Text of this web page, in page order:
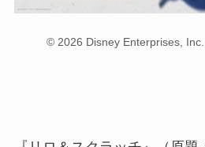
© 2026 Disney Enterprises, Inc.